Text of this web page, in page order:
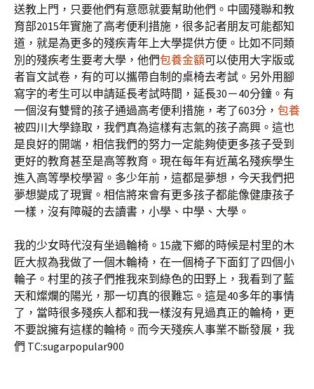
送教上門，只要他們有意愿就要幫助他們。中國殘聯和教
育部2015年實施了高考便利措施，很多記者朋友可能都知
道，就是為更多的殘疾青年上大學提供方便。比如不同類
別的殘疾考生要考大學，他們包養金額可以使用大字版或
者盲文試卷，有的可以攜帶自制的桌椅去考試。另外用腳
寫字的考生可以申請延長考試時間，延長30－40分鐘。有
一個沒有雙臂的孩子通過高考便利措施，考了603分， 包養
被四川大學錄取，我們真為這樣有志氣的孩子高興。這也
是良好的開端，相信我們的努力一定能夠使更多孩子受到
更好的教育甚至是高等教育。現在每年有近萬名殘疾學生
進入高等學校學習。多少年前，這都是夢想，今天我們把
夢想變成了現實。相信將來會有更多孩子都能像健康孩子
一樣，沒有障礙的去讀書，小學、中學、大學。
我的少女時代沒有坐過輪椅。15歲下鄉的時候是村里的木
匠大叔為我做了一個木輪椅，在一個椅子下面釘了四個小
輪子。村里的孩子們推我來到綠色的田野上，我看到了藍
天和燦爛的陽光，那一切真的很難忘。這是40多年的事情
了，當時很多殘疾人都和我一樣沒有見過真正的輪椅，更
不要說擁有這樣的輪椅。而今天殘疾人事業不斷發展，我
們 TC:sugarpopular900